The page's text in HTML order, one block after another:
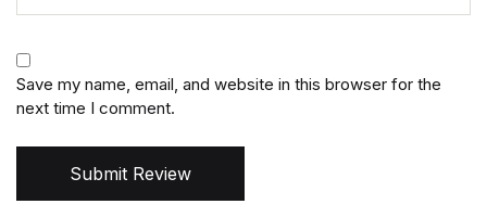
Save my name, email, and website in this browser for the
next time I comment.
Submit Review